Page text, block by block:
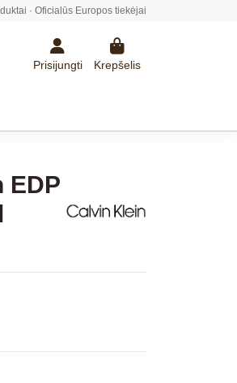
· Oficialūs Europos tiekėjai
Prisijungti Krepšelis
EDP